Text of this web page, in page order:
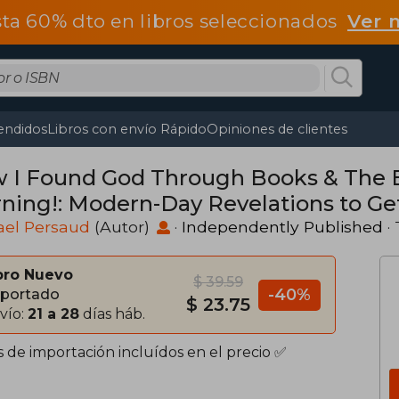
60% dto en libros seleccionadosVer
Libros con envío RápidoOpiniones de clientes
I Found God Through Books & The
Modern-Day Revelations to
Power (en Inglés)
Persaud (Autor) · Independently Published
Nuevo
21 a 28 días háb.
$ 39.59
$ 23.75 -40%
de importación incluídos en el precio ✅